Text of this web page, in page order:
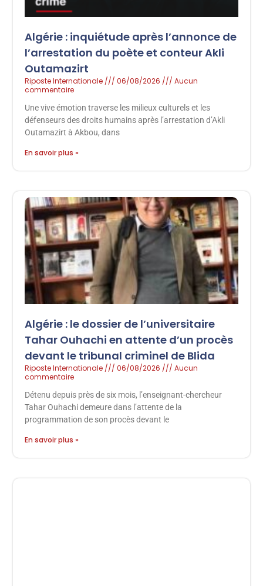
Algérie : inquiétude après l’annonce de
l’arrestation du poète et conteur Akli
Outamazirt
Riposte Internationale 06/08/2026
Aucun
commentaire
Une vive émotion traverse les milieux culturels et les
défenseurs des droits humains après l’arrestation d’Akli
Outamazirt à Akbou, dans
En savoir plus »
Algérie : le dossier de l’universitaire
Tahar Ouhachi en attente d’un procès
devant le tribunal criminel de Blida
Riposte Internationale 06/08/2026
Aucun
commentaire
Détenu depuis près de six mois, l’enseignant-chercheur
Tahar Ouhachi demeure dans l’attente de la
programmation de son procès devant le
En savoir plus »